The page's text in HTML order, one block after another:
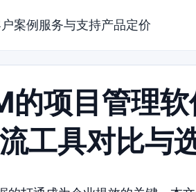
案例 服务与支持产品定价
的项目管理软
工具对比与